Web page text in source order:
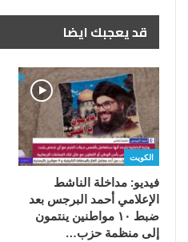
قد يعجبك ايضا
الكويت
فيديو: مداخلة الناشط
الإعلامي أحمد البرجس بعد
ضبط ١٠ مواطنين ينتمون
إلى منظمة حزب…